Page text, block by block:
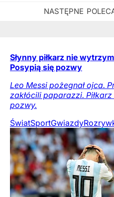
Słynny piłkarz nie
Posypią się pozwy
Leo Messi pożegnał ojca.
zakłócili paparazzi.
pozwy.
ŚwiatSportGwiazdy